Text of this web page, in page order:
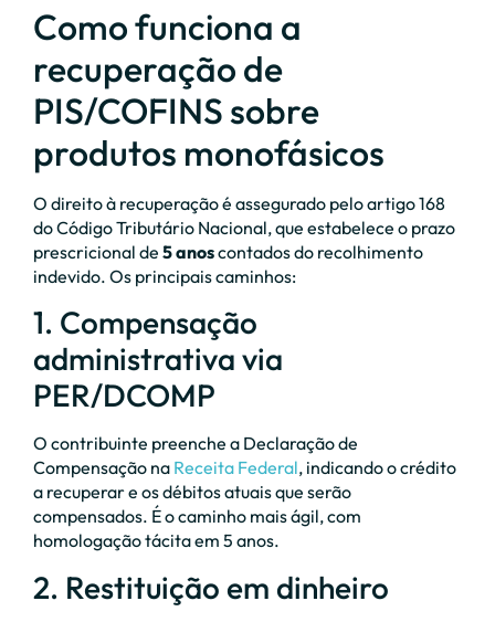
Como funciona a
recuperação de
PIS/COFINS sobre
produtos monofásicos
O direito à recuperação é assegurado pelo artigo 168
do Código Tributário Nacional, que estabelece o prazo
prescricional de 5 anoscontados do recolhimento
indevido. Os principais caminhos:
1. Compensação
administrativa via
PER/DCOMP
O contribuinte preenche a Declaração de
Compensação na Receita Federal, indicando o crédito
a recuperar e os débitos atuais que serão
compensados. É o caminho mais ágil, com
homologação tácita em 5 anos.
2. Restituição em dinheiro